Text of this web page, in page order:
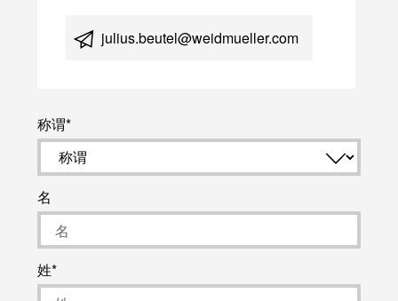
julius.beutel@weidmueller.com
称谓
名
姓